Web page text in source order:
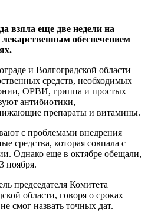
взяла еще две недели на
лекарственным обеспечением
и Волгоградской области
средств, необходимых
ОРВИ, гриппа и простых
антибиотики,
препараты и витамины.
с проблемами внедрения
средства, которая совпала с
Однако еще в октябре обещали,
ноября.
председателя Комитета
области, говоря о сроках
смог назвать точных дат.